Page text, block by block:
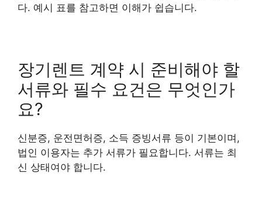
다. 예시 표를 참고하면 이해가 쉽습니다.
장기렌트 계약 시 준비해야 할
서류와 필수 요건은 무엇인가
요?
신분증, 운전면허증, 소득 증빙서류 등이 기본이며,
법인 이용자는 추가 서류가 필요합니다. 서류는 최
신 상태여야 합니다.